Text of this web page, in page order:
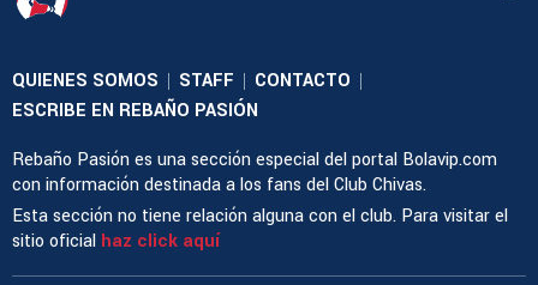
QUIENES SOMOS | STAFF | CONTACTO |
ESCRIBE EN REBAÑO PASIÓN
Rebaño Pasión es una sección especial del portal Bolavip.com
con información destinada a los fans del Club Chivas.
Esta sección no tiene relación alguna con el club. Para visitar el
sitio oficial haz click aquí